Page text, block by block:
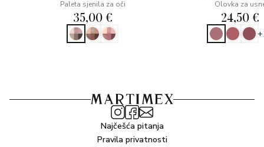
Paleta sjenila za oči
35,00 €
Olovka za
24,50 €
Najčešća pitanja
Pravila privatnosti